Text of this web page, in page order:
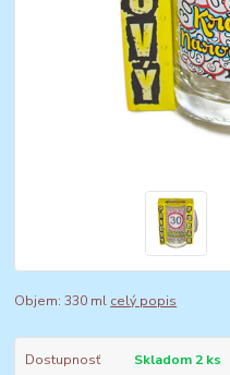
Objem: 330 ml celý popis
Dostupnosť Skladom 2 ks